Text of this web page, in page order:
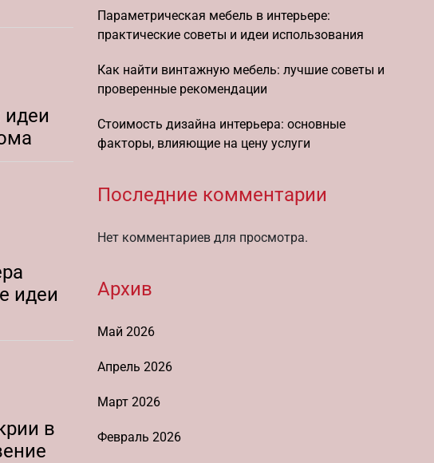
идеи
в
Параметрическая мебель в интерьере:
практические советы и идеи использования
Как найти винтажную мебель: лучшие советы и
проверенные рекомендации
Стоимость дизайна интерьера: основные
факторы, влияющие на цену услуги
Последние комментарии
Нет комментариев для просмотра.
Архив
Май 2026
Апрель 2026
Март 2026
Февраль 2026